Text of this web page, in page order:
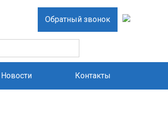
Обратный звонок
Новости Контакты